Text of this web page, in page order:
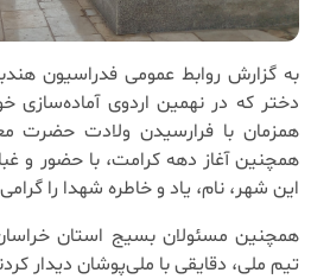
به گزارش روابط عمومی فدراسیون
دختر که در نهمین اردوی آماده‌سازی
همزمان با فرارسیدن ولادت
همچنین آغاز دهه کرامت، با حضور و
این شهر، نام، یاد و خاطره شهدا را
همچنین مسئولان بسیج استان
تیم ملی، دقایقی با ملی‌پوشان دیدار